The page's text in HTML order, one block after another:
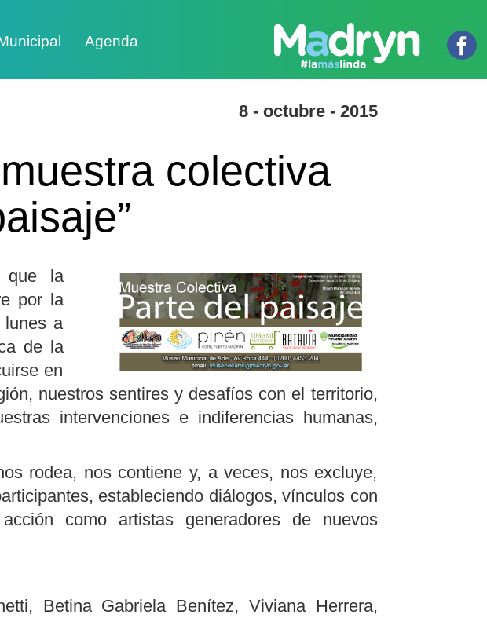
Agenda
8 - octubre - 2015
colectiva
que la
por la
a
de la
en
nuestros sentires y desafíos con el territorio,
intervenciones e indiferencias humanas,
rodea, nos contiene y, a veces, nos excluye,
estableciendo diálogos, vínculos con
como artistas generadores de nuevos
Betina Gabriela Benítez, Viviana Herrera,